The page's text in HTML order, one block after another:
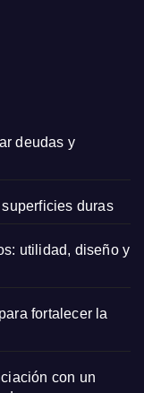
deudas y
duras
utilidad, diseño y
fortalecer la
con un